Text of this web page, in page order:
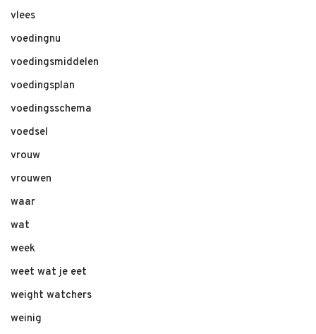
vlees
voedingnu
voedingsmiddelen
voedingsplan
voedingsschema
voedsel
vrouw
vrouwen
waar
wat
week
weet wat je eet
weight watchers
weinig